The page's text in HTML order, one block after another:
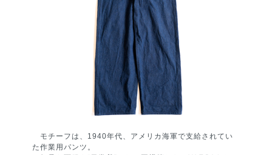
モチーフは、1940年代、アメリカ海軍で支給されてい
た作業用パンツ。